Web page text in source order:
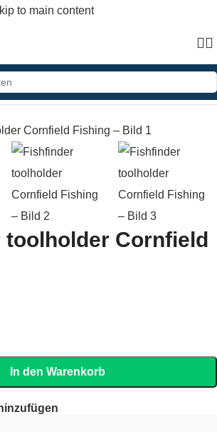
to main content
Cornfield Fishing
toolholder Cornfield
In den Warenkorb